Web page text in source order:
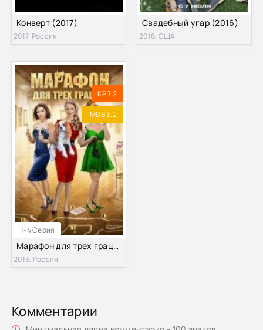
Конверт (2017)
2017, Россия
Свадебный угар (2016)
2016, США
1-4 Серия
KP 7.2
IMDB 5.2
Марафон для трех граций (2015)
2015, Россия
Комментарии